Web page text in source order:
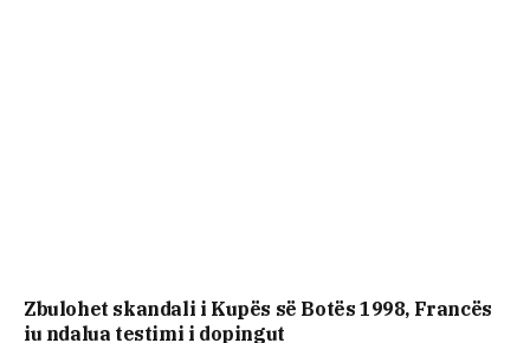
Zbulohet skandali i Kupës së Botës 1998, Francës
iu ndalua testimi i dopingut